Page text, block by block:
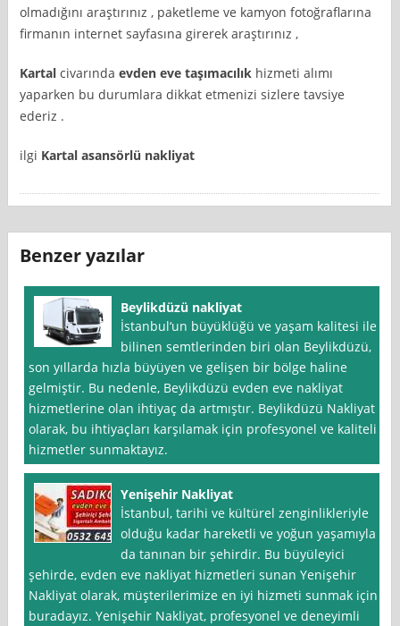
olmadığını araştırınız , paketleme ve kamyon fotoğraflarına
firmanın internet sayfasına girerek araştırınız ,
Kartal civarındaevden eve taşımacılık hizmeti alımı
yaparken bu durumlara dikkat etmenizi sizlere tavsiye
ederiz .
ilgi Kartal asansörlü nakliyat
Benzer yazılar
Beylikdüzü nakliyat
İstanbul‘un büyüklüğü ve yaşam kalitesi ile
bilinen semtlerinden biri olan Beylikdüzü,
son yıllarda hızla büyüyen ve gelişen bir bölge haline
gelmiştir. Bu nedenle, Beylikdüzü evden eve nakliyat
hizmetlerine olan ihtiyaç da artmıştır. Beylikdüzü Nakliyat
olarak, bu ihtiyaçları karşılamak için profesyonel ve kaliteli
hizmetler sunmaktayız.
Yenişehir Nakliyat
İstanbul, tarihi ve kültürel zenginlikleriyle
olduğu kadar hareketli ve yoğun yaşamıyla
da tanınan bir şehirdir. Bu büyüleyici
şehirde, evden eve nakliyat hizmetleri sunan Yenişehir
Nakliyat olarak, müşterilerimize en iyi hizmeti sunmak için
buradayız. Yenişehir Nakliyat, profesyonel ve deneyimli